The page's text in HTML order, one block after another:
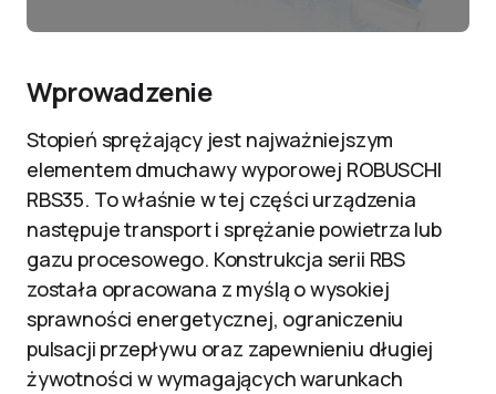
Wprowadzenie
Stopień sprężający jest najważniejszym
elementem dmuchawy wyporowej ROBUSCHI
RBS35. To właśnie w tej części urządzenia
następuje transport i sprężanie powietrza lub
gazu procesowego. Konstrukcja serii RBS
została opracowana z myślą o wysokiej
sprawności energetycznej, ograniczeniu
pulsacji przepływu oraz zapewnieniu długiej
żywotności w wymagających warunkach